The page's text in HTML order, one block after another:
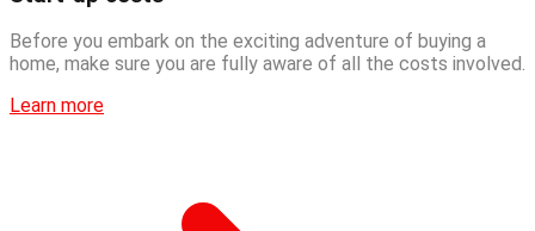
Before you embark on the exciting adventure of buying a
home, make sure you are fully aware of all the costs involved.
Learn more